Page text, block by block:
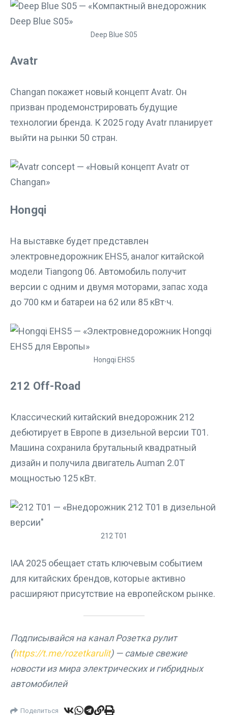
Deep Blue S05
Avatr
Changan покажет новый концепт Avatr. Он
призван продемонстрировать будущие
технологии бренда. К 2025 году Avatr планирует
выйти на рынки 50 стран.
Hongqi
На выставке будет представлен
электровнедорожник EHS5, аналог китайской
модели Tiangong 06. Автомобиль получит
версии с одним и двумя моторами, запас хода
до 700 км и батареи на 62 или 85 кВт·ч.
Hongqi EHS5
212 Off-Road
Классический китайский внедорожник 212
дебютирует в Европе в дизельной версии T01.
Машина сохранила брутальный квадратный
дизайн и получила двигатель Auman 2.0T
мощностью 125 кВт.
212 T01
IAA 2025 обещает стать ключевым событием
для китайских брендов, которые активно
расширяют присутствие на европейском рынке.
Подписывайся на канал Розетка рулит
(https://t.me/rozetkarulit) — самые свежие
новости из мира электрических и гибридных
автомобилей
Поделиться